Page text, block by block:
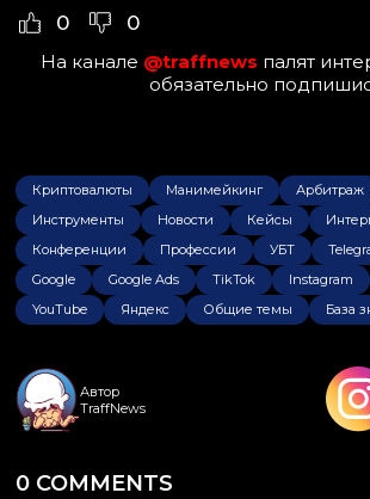
0 0
На канале @traffnews палят
обязательно
Криптовалюты Манимейкинг Арбитраж
Инструменты
Новости Кейсы
Конференции
Профессии УБТ
Google
Google Ads TikTok Instagram
YouTube
Яндекс Общие темы База
Автор
TraffNews
0 COMMENTS